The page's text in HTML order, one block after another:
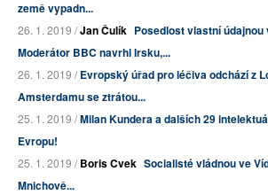
země vypadn...
26. 1. 2019 /Jan Čulík Posedlost vlastní
Moderátor BBC navrhl Irsku,...
26. 1. 2019 /Evropský úřad pro léčiva odchází z
Amsterdamu se ztrátou...
25. 1. 2019 /Milan Kundera a dalších 29
Evropu!
25. 1. 2019 /Boris Cvek Socialisté vládnou ve
Mnichově...